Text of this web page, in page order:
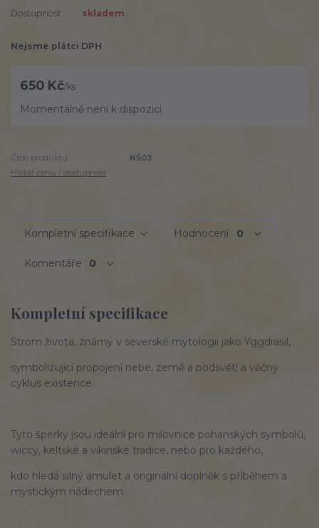
Dostupnost skladem
Nejsme plátci DPH
650 Kč/ks
Momentálně není k dispozici
Číslo produktu:
NŠ03
Hlídat cenu / dostupnost
Kompletní specifikace Hodnocení 0
Komentáře 0
Kompletní specifikace
Strom života, známý v severské mytologii jako Yggdrasil ,
symbolizující propojení nebe, země a podsvětí a věčný
cyklus existence.
Tyto šperky jsou ideální pro milovnice pohanských symbolů,
wiccy, keltské a vikinské tradice, nebo pro každého,
kdo hledá silný amulet a originální doplněk s příběhem a
mystickým nádechem.